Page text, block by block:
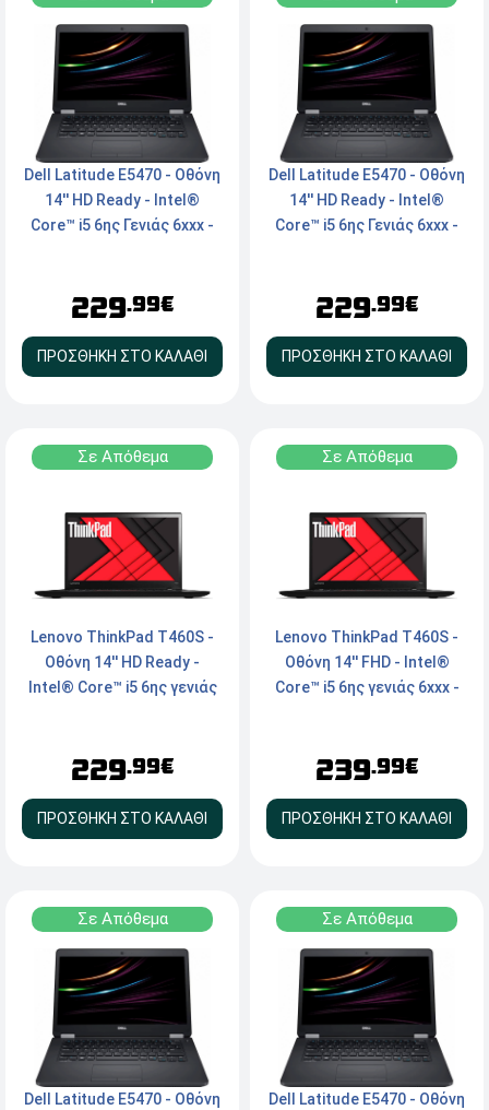
Dell Latitude E5470 - Οθόνη
14'' HD Ready - Intel®
Core™ i5 6ης Γενιάς 6xxx -
Windows 11 Pro
229.99€
ΠΡΟΣΘΗΚΗ ΣΤΟ ΚΑΛΑΘΙ
Dell Latitude E5470 - Οθόνη
14'' HD Ready - Intel®
Core™ i5 6ης Γενιάς 6xxx -
Windows 11 Home
229.99€
ΠΡΟΣΘΗΚΗ ΣΤΟ ΚΑΛΑΘΙ
Σε Απόθεμα
Lenovo ThinkPad T460S -
Οθόνη 14'' HD Ready -
Intel® Core™ i5 6ης γενιάς
Dislpayport - Windows 11
229.99€
ΠΡΟΣΘΗΚΗ ΣΤΟ ΚΑΛΑΘΙ
Σε Απόθεμα
Lenovo ThinkPad T460S -
Οθόνη 14'' FHD - Intel®
Core™ i5 6ης γενιάς 6xxx -
Dislpayport - Windows 11
239.99€
ΠΡΟΣΘΗΚΗ ΣΤΟ ΚΑΛΑΘΙ
Σε Απόθεμα
Dell Latitude E5470 - Οθόνη
Σε Απόθεμα
Dell Latitude E5470 - Οθόνη